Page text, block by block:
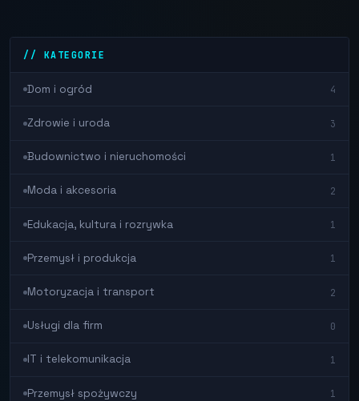
// KATEGORIE
Dom i ogród 4
Zdrowie i uroda 3
Budownictwo i nieruchomości 1
Moda i akcesoria 2
Edukacja, kultura i rozrywka 1
Przemysł i produkcja 1
Motoryzacja i transport 2
Usługi dla firm 0
IT i telekomunikacja 1
Przemysł spożywczy 1